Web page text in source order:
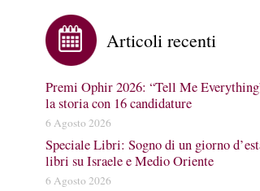
Articoli recenti
Premi Ophir 2026: “Tell Me
la storia con 16 candidature
6 Agosto 2026
Speciale Libri: Sogno di un giorno
libri su Israele e Medio Oriente
6 Agosto 2026